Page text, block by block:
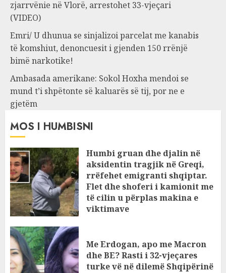
zjarrvënie në Vlorë, arrestohet 33-vjeçari
(VIDEO)
Emri/ U dhunua se sinjalizoi parcelat me kanabis
të komshiut, denoncuesit i gjenden 150 rrënjë
bimë narkotike!
Ambasada amerikane: Sokol Hoxha mendoi se
mund t’i shpëtonte së kaluarës së tij, por ne e
gjetëm
MOS I HUMBISNI
Humbi gruan dhe djalin në
aksidentin tragjik në Greqi,
rrëfehet emigranti shqiptar.
Flet dhe shoferi i kamionit me
të cilin u përplas makina e
viktimave
Me Erdogan, apo me Macron
dhe BE? Rasti i 32-vjeçares
turke vë në dilemë Shqipërinë